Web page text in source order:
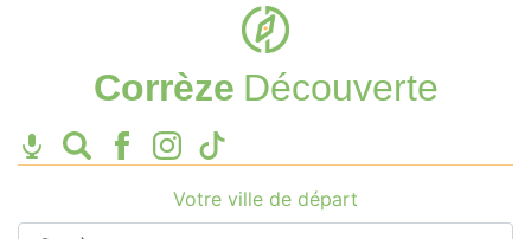
Corrèze Découverte
Votre ville de départ